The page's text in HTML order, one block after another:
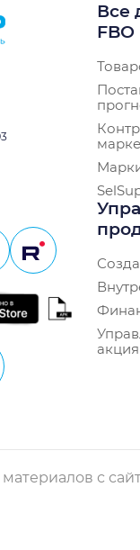
Все
FBO
с